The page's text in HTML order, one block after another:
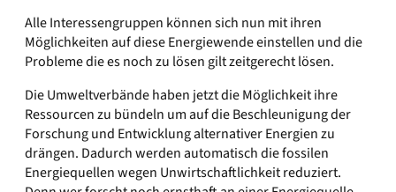
Alle Interessengruppen können sich nun mit ihren
Möglichkeiten auf diese Energiewende einstellen und die
Probleme die es noch zu lösen gilt zeitgerecht lösen.
Die Umweltverbände haben jetzt die Möglichkeit ihre
Ressourcen zu bündeln um auf die Beschleunigung der
Forschung und Entwicklung alternativer Energien zu
drängen. Dadurch werden automatisch die fossilen
Energiequellen wegen Unwirtschaftlichkeit reduziert.